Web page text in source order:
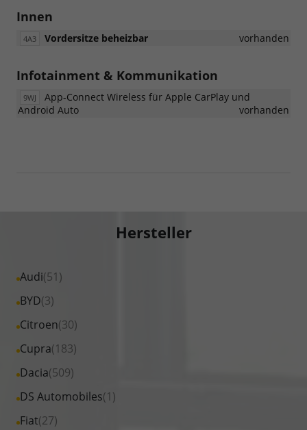
Innen
4A3 Vordersitze beheizbar vorhanden
Infotainment & Kommunikation
9WJ
App-Connect Wireless für Apple CarPlay und
Android Auto
vorhanden
Hersteller
Audi(51)
Alle
Fahrzeuge
Audi
anzeigen
BYD(3)
Alle
Fahrzeuge
BYD
anzeigen
Citroen(30)
Alle
Fahrzeuge
Citroen
anzeigen
Cupra(183)
Alle
Fahrzeuge
Cupra
anzeigen
Dacia(509)
Alle
Fahrzeuge
DS Automobiles(1)
Alle
Fahrzeuge
Fiat(27)
Alle